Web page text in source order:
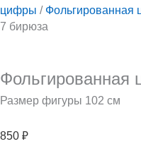
цифры / Фольгированная
7 бирюза
Фольгированная
Размер фигуры 102 см
850 ₽